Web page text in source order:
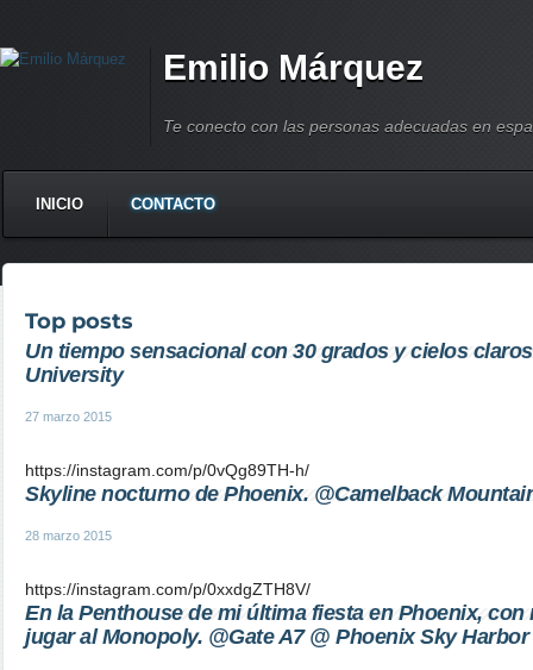
Emilio Márquez
Te conecto con las personas adecuadas en
INICIO CONTACTO
Top posts
Un tiempo sensacional con 30 grados y cielos
University
27 marzo 2015
https://instagram.com/p/0vQg89TH-h/
Skyline nocturno de Phoenix. @Camelback
28 marzo 2015
https://instagram.com/p/0xxdgZTH8V/
En la Penthouse de mi última fiesta en Phoenix,
jugar al Monopoly. @Gate A7 @ Phoenix Sky